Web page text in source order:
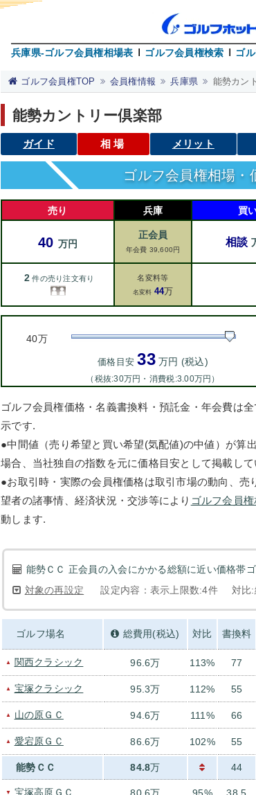
兵庫県-ゴルフ会員権相場表 ゴルフ会員権検索 ゴ
ゴルフ会員権TOP 会員権情報 兵庫県 能勢カン
能勢カントリー倶楽部
ガイド 相場 メリット
ゴルフ会員権相場・
売り
40 万円
2 件の売り注文有り
兵庫
正会員
年会費 39,600円
名変料等
名変料 44万
買
相談
40万
価格目安33万円 (税込)
（税抜:30万円・消費税:3.00万円）
ゴルフ会員権価格・名義書換料・預託金・年会費は
示です.
●中間値（売り希望と買い希望(気配値)の中値）が算
場合、当社独自の指数を元に価格目安として掲載して
●お取引時・実際の会員権価格は取引市場の動向、売
望者の諸事情、経済状況・交渉等により ゴルフ会員
動します.
能勢ＣＣ 正会員の入会にかかる総額に近い価格帯
対象の再設定
設定内容：表示上限数:4件 対比
ゴルフ場名 総費用(税込) 対比 書換料
▲ 関西クラシック 96.6万 113% 77
▲ 宝塚クラシック 95.3万 112% 55
▲ 山の原ＧＣ 94.6万 111% 66
▲ 愛宕原ＧＣ 86.6万 102% 55
能勢ＣＣ 84.8万 44
▼ 宝塚高原ＧＣ